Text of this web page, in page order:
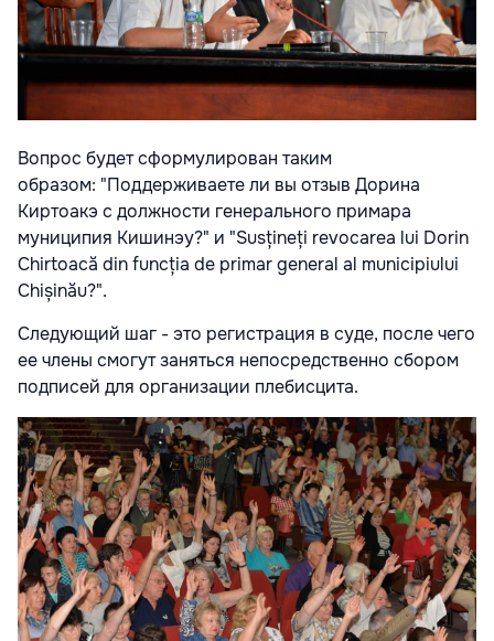
Вопрос будет сформулирован таким
образом: "Поддерживаете ли вы отзыв Дорина
Киртоакэ с должности генерального примара
муниципия Кишинэу?" и "Susțineți revocarea lui Dorin
Chirtoacă din funcția de primar general al municipiului
Chișinău?".
Следующий шаг - это регистрация в суде, после чего
ее члены смогут заняться непосредственно сбором
подписей для организации плебисцита.